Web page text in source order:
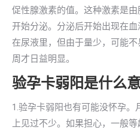
促性腺激素的值。这种激素是
开始分泌。分泌后开始出现在
在尿液里，但由于量少，可能
周才日益明显。
验孕卡弱阳是什么
1.验孕卡弱阳也有可能没怀孕
上见过不少。如果担心，一般